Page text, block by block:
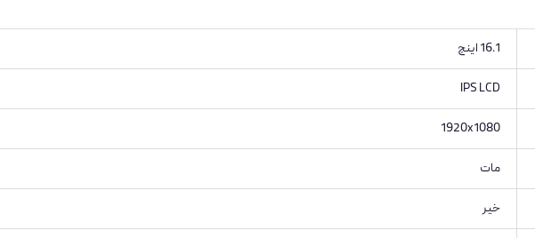
16.1 اینچ
IPS LCD
1920x1080
مات
خیر